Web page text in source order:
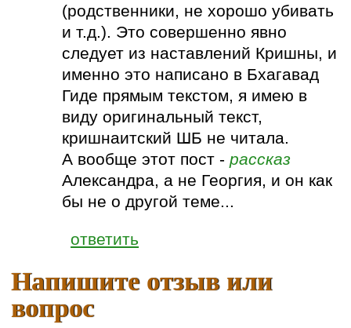
(родственники, не хорошо убивать
и т.д.). Это совершенно явно
следует из наставлений Кришны, и
именно это написано в Бхагавад
Гиде прямым текстом, я имею в
виду оригинальный текст,
кришнаитский ШБ не читала.
А вообще этот пост -рассказ
Александра, а не Георгия, и он как
бы не о другой теме...
ответить
Напишите отзыв или
вопрос